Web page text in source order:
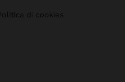
Politica di cookies